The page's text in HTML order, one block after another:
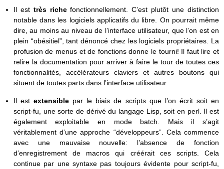
Il est très richefonctionnellement. C’est plutôt une distinction
notable dans les logiciels applicatifs du libre. On pourrait même
dire, au moins au niveau de l’interface utilisateur, que l’on est en
plein “obésitiel”, tant dénoncé chez les logiciels propriétaires. La
profusion de menus et de fonctions donne le tourni! Il faut lire et
relire la documentation pour arriver à faire le tour de toutes ces
fonctionnalités, accélérateurs claviers et autres boutons qui
situent de toutes parts dans l’interface utilisateur.
Il estextensible par le biais de scripts que l’on écrit soit en
script-fu, une sorte de dérivé du langage Lisp, soit en perl. Il est
également exploitable en mode batch. Mais il s’agit
véritablement d’une approche “développeurs”. Cela commence
avec une mauvaise nouvelle: l’absence de fonction
d’enregistrement de macros qui créérait ces scripts. Cela
continue par une syntaxe pas toujours évidente pour script-fu,